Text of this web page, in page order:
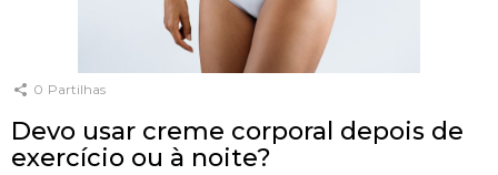
0 Partilhas
Devo usar creme corporal depois de
exercício ou à noite?